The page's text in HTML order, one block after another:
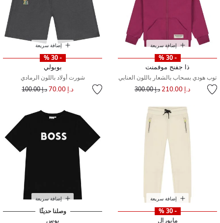
إضافة سريعة
- 30 %
ذا جفنج موفمنت
توب هودي بسحاب بالشعار باللون العنابي
د.إ 210.00 سعر مخفض مند.إ 300.00
إضافة سريعة
- 30 %
بوبولي
شورت أولاد باللون الرمادي
د.إ 70.00 سعر مخفض من
د.إ 100.00 إلى
إضافة سريعة
- 30 %
مايورال
إضافة سريعة
وصلنا حديثًا
بوس